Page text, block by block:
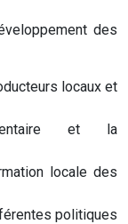
des
locaux et
et la
locale des
politiques